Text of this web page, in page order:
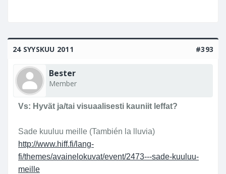
24 SYYSKUU 2011 #393
Bester
Member
Vs: Hyvät ja/tai visuaalisesti kauniit leffat?
Sade kuuluu meille (También la lluvia)
http://www.hiff.fi/lang-
fi/themes/avainelokuvat/event/2473---sade-kuuluu-
meille